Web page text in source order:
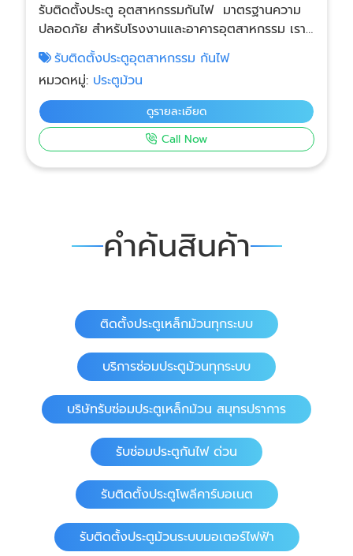
รับติดตั้งประตู อุตสาหกรรมกันไฟ มาตรฐานความ
ปลอดภัย สำหรับโรงงานและอาคารอุตสาหกรรม เรา
ให้บริการ รับติดตั้งประตูอุตสาหกรรมกันไฟ (Fire
Rated Industrial Door) สำหรับโรงงาน
อุตสาหกรรม โกดังสินค้า ศูนย์กระจายสินค้า และ
อาคารที่ต้องการระบบป้องกันอัคคีภัยตามมาตรฐาน
ความปลอดภัยของอาคาร โดยทีมช่างผู้เชี่ยวชาญ ติด
ตั้งถูกต้อง ใช้งานได้จริง
รับติดตั้งประตูอุตสาหกรรม กันไฟ
หมวดหมู่: ประตูม้วน
ดูรายละเอียด
Call Now
คำค้นสินค้า
ติดตั้งประตูเหล็กม้วนทุกระบบ
บริการซ่อมประตูม้วนทุกระบบ
บริษัทรับซ่อมประตูเหล็กม้วน สมุทรปราการ
รับซ่อมประตูกันไฟ ด่วน
รับติดตั้งประตูโพลีคาร์บอเนต
รับติดตั้งประตูม้วนระบบมอเตอร์ไฟฟ้า